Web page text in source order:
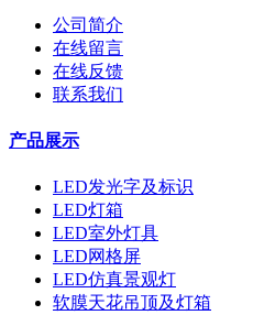
公司简介
在线留言
在线反馈
联系我们
产品展示
LED发光字及标识
LED灯箱
LED室外灯具
LED网格屏
LED仿真景观灯
软膜天花吊顶及灯箱